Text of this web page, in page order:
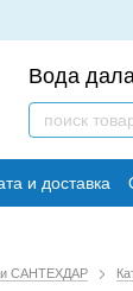
Вода
и доставка
САНТЕХДАР